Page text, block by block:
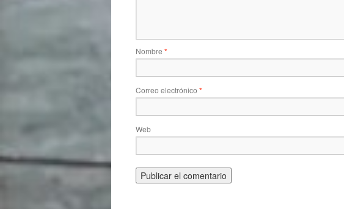
Nombre *
Correo electrónico *
Web